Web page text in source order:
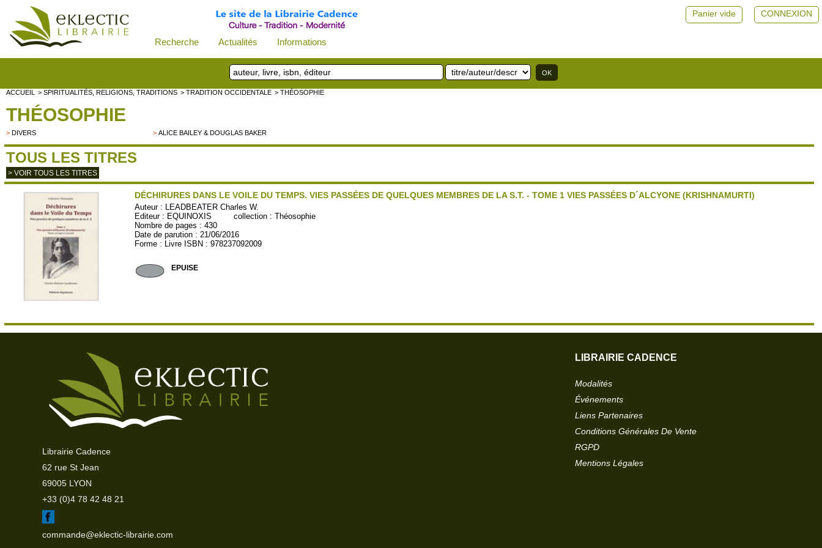
Recherche Actualités Informations
CONNEXION
Panier vide
ACCUEIL > SPIRITUALITÉS, RELIGIONS, TRADITIONS > TRADITION OCCIDENTALE > THÉOSOPHIE
THÉOSOPHIE
> DIVERS >ALICE BAILEY & DOUGLAS BAKER
TOUS LES TITRES
> VOIR TOUS LES TITRES
DÉCHIRURES DANS LE VOILE DU TEMPS. VIES PASSÉES DE QUELQUES MEMBRES DE LA S.T. - TOME 1 VIES PASSÉES D´ALCYONE (KRISHNAMURTI)
Auteur : LEADBEATER Charles W.
Editeur : EQUINOXIS collection :Théosophie
Nombre de pages : 430
Date de parution : 21/06/2016
Forme : Livre ISBN : 978237092009
EPUISE
Librairie Cadence
62 rue St Jean
69005 LYON
+33 (0)4 78 42 48 21
commande@eklectic-librairie.com
LIBRAIRIE CADENCE
Modalités
Événements
Liens Partenaires
Conditions Générales De Vente
RGPD
Mentions Légales